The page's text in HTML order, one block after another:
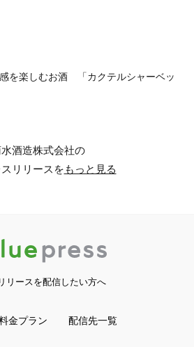
を楽しむお酒 「カクテルシャーベッ
酒造株式会社の
リリースをもっと見る
リースを配信したい方へ
金プラン 配信先一覧